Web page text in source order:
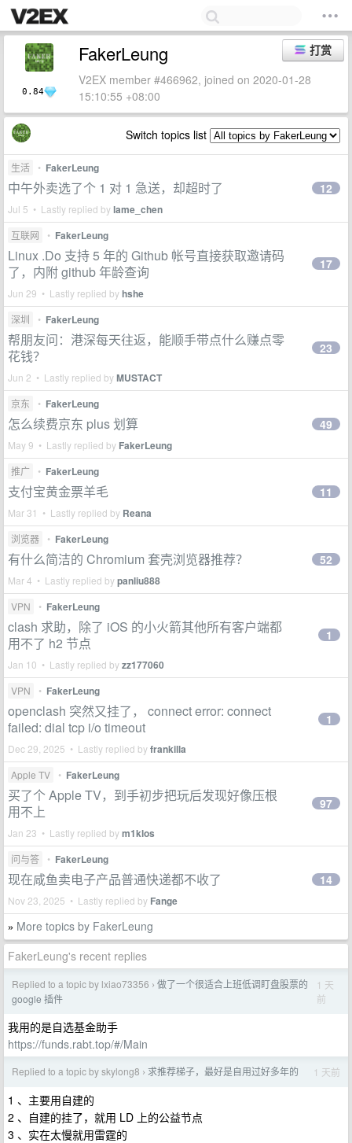
0.84
打赏
FakerLeung
V2EX member #466962, joined on 2020-01-28
15:10:55 +08:00
Switch topics list
生活 • FakerLeung
中午外卖选了个 1 对 1 急送，却超时了
Jul 5 • Lastly replied bylame_chen
12
互联网 • FakerLeung
Linux .Do 支持 5 年的 Github 帐号直接获取邀请码
了，内附 github 年龄查询
Jun 29 • Lastly replied byhshe
17
深圳 • FakerLeung
帮朋友问：港深每天往返，能顺手带点什么赚点零
花钱？
Jun 2 • Lastly replied byMUSTACT
23
京东 • FakerLeung
怎么续费京东 plus 划算
May 9 • Lastly replied by FakerLeung
49
推广 • FakerLeung
支付宝黄金票羊毛
Mar 31 • Lastly replied by Reana
11
浏览器 • FakerLeung
有什么简洁的 Chromium 套壳浏览器推荐？
Mar 4 • Lastly replied bypanliu888
52
VPN • FakerLeung
clash 求助，除了 iOS 的小火箭其他所有客户端都
用不了 h2 节点
Jan 10 • Lastly replied byzz177060
1
VPN • FakerLeung
openclash 突然又挂了， connect error: connect
failed: dial tcp i/o timeout
Dec 29, 2025 • Lastly replied byfrankilla
1
Apple TV • FakerLeung
买了个 Apple TV，到手初步把玩后发现好像压根
用不上
Jan 23 • Lastly replied bym1klos
97
问与答 • FakerLeung
现在咸鱼卖电子产品普通快递都不收了
Nov 23, 2025 • Lastly replied by Fange
14
» More topics by FakerLeung
FakerLeung's recent replies
Replied to a topic by lxiao73356 › 做了一个很适合上班低调盯盘股票的
google 插件
1 天
前
我用的是自选基金助手
https://funds.rabt.top/#/Main
Replied to a topic by skylong8 › 求推荐梯子，最好是自用过好多年的 1 天前
1 、主要用自建的
2 、自建的挂了，就用 LD 上的公益节点
3 、实在太慢就用雷霆的